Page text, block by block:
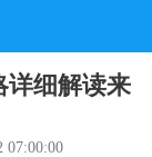
详细解读来
07:00:00